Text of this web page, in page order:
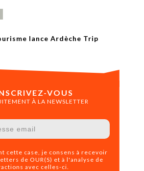
lance Ardèche Trip
VOUS
À LA NEWSLETTER
cette case, je consens à recevoir
de OUR(S) et à l'analyse de
avec celles-ci.